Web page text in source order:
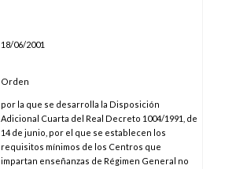
18/06/2001
Orden
por la que se desarrolla la Disposición
Adicional Cuarta del Real Decreto 1004/1991, de
14 de junio, por el que se establecen los
requisitos mínimos de los Centros que
impartan enseñanzas de Régimen General no